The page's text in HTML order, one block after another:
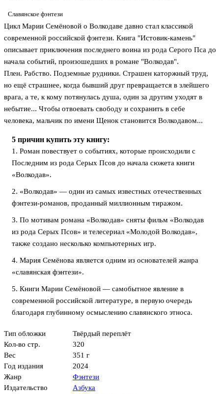
Славянское фэнтези
Цикл Марии Семёновой о Волкодаве давно стал классикой
современной российской фэнтези. Книга "Истовик-камень"
описывает приключения последнего воина из рода Серого Пса до
начала событий, произошедших в романе "Волкодав".
Плен. Рабство. Подземные рудники. Страшен каторжный труд,
но ещё страшнее, когда бывший друг превращается в злейшего
врага, а те, к кому потянулась душа, один за другим уходят в
небытие... Чтобы отвоевать свободу и сохранить в себе
человека, мальчик по имени Щенок становится Волкодавом...
5 причин купить эту книгу:
1. Роман повествует о событиях, которые происходили с
Последним из рода Серых Псов до начала сюжета книги
«Волкодав».
2. «Волкодав» — один из самых известных отечественных
фэнтези-романов, проданный миллионным тиражом.
3. По мотивам романа «Волкодав» сняты фильм «Волкодав
из рода Серых Псов» и телесериал «Молодой Волкодав»,
также создано несколько компьютерных игр.
4. Мария Семёнова является одним из основателей жанра
«славянская фэнтези».
5. Книги Марии Семёновой — самобытное явление в
современной российской литературе, в первую очередь
благодаря глубинному осмыслению славянского этноса.
Тип обложки
Твёрдый переплёт
Кол-во стр.
320
Вес
351 г
Год издания
2024
Жанр
Фэнтези
Издательство
Азбука